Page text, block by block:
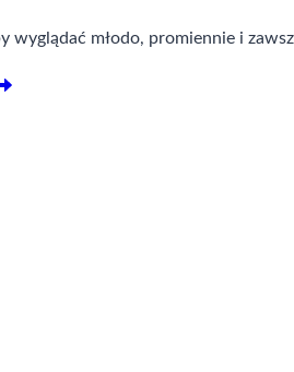
wyglądać młodo, promiennie i